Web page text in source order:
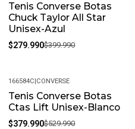
-30%
Tenis Converse Botas
Chuck Taylor All Star
Unisex-Azul
$279.990$399.990
-28%
166584C|CONVERSE
Tenis Converse Botas
Ctas Lift Unisex-Blanco
$379.990$529.990